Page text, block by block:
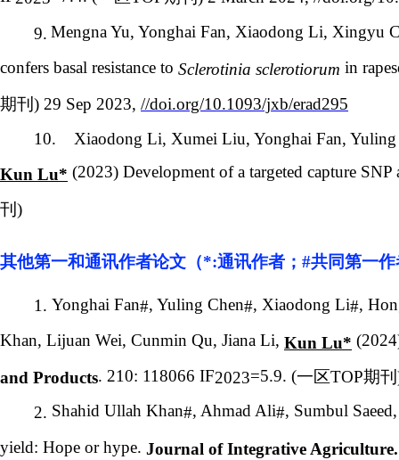
9. Mengna Yu, Yonghai Fan, Xiaodong Li, Xingyu
confers basal resistance to Sclerotinia sclerotiorum in
期刊 ) 29 Sep 2023, //doi.org/10.1093/jxb/erad295
10.
Xiaodong Li, Xumei Liu, Yonghai Fan,
Kun Lu* (2023) Development of a targeted capture
刊 )
其他第一和通讯作者论文（*:通讯作者； #共同第一
1. Yonghai Fan#, Yuling Chen#, Xiaodong Li#,
Khan, Lijuan Wei, Cunmin Qu, Jiana Li, Kun Lu*
and Products. 210: 118066 IF2023=5.9. (一区TOP期刊
2. Shahid Ullah Khan#, Ahmad Ali#, Sumbul
yield: Hope or hype. Journal of Integrative Agriculture.